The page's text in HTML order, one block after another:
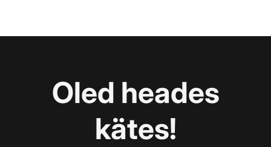
Oled heades
kätes!